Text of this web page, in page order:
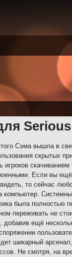
Serious
Сэма вышла в
скрытых
игроков
Если вы
то сейчас
компьютер.
была полностью
переживать не
добавив ещё
шикарный
Не смотря, на